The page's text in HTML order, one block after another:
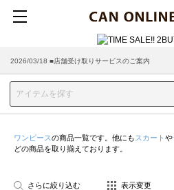
2026/03/18 ■店舗受け取りサービスのご案内
ワンピースの商品一覧です。他にも スカート や
どの商品を取り揃えております。
さらに絞り込む 表示変更